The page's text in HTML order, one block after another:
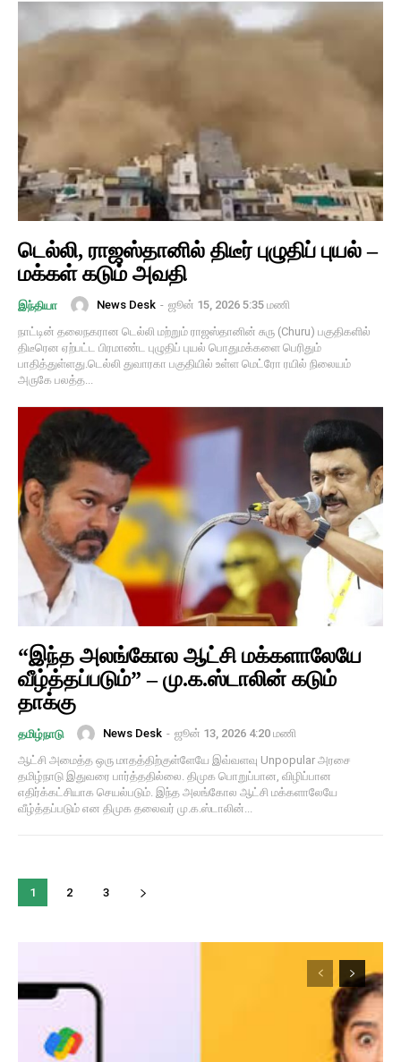
டெல்லி, ராஜஸ்தானில் திடீர் புழுதிப் புயல் –
மக்கள் கடும் அவதி
இந்தியா News Desk - ஜூன் 15, 2026 5:35 மணி
நாட்டின் தலைநகரான டெல்லி மற்றும் ராஜஸ்தானின் சுரு (Churu) பகுதிகளில்
திடீரென ஏற்பட்ட பிரமாண்ட புழுதிப் புயல் பொதுமக்களை பெரிதும்
பாதித்துள்ளது.டெல்லி துவாரகா பகுதியில் உள்ள மெட்ரோ ரயில் நிலையம்
அருகே பலத்த...
“இந்த அலங்கோல ஆட்சி மக்களாலேயே
வீழ்த்தப்படும்” – மு.க.ஸ்டாலின் கடும்
தாக்கு
தமிழ்நாடு News Desk - ஜூன் 13, 2026 4:20 மணி
ஆட்சி அமைத்த ஒரு மாதத்திற்குள்ளேயே இவ்வளவு Unpopular அரசை
தமிழ்நாடு இதுவரை பார்த்ததில்லை. திமுக பொறுப்பான, விழிப்பான
எதிர்க்கட்சியாக செயல்படும். இந்த அலங்கோல ஆட்சி மக்களாலேயே
வீழ்த்தப்படும் என திமுக தலைவர் மு.க.ஸ்டாலின்...
1 2 3